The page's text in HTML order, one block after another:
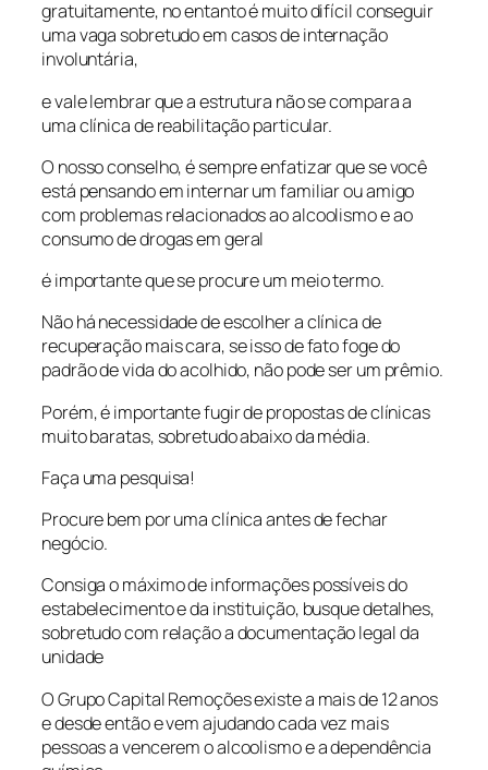
gratuitamente, no entanto é muito difícil conseguir
uma vaga sobretudo em casos de internação
involuntária,
e vale lembrar que a estrutura não se compara a
uma clínica de reabilitação particular.
O nosso conselho, é sempre enfatizar que se você
está pensando em internar um familiar ou amigo
com problemas relacionados ao alcoolismo e ao
consumo de drogas em geral
é importante que se procure um meio termo.
Não há necessidade de escolher a clínica de
recuperação mais cara, se isso de fato foge do
padrão de vida do acolhido, não pode ser um prêmio.
Porém, é importante fugir de propostas de clínicas
muito baratas, sobretudo abaixo da média.
Faça uma pesquisa!
Procure bem por uma clínica antes de fechar
negócio.
Consiga o máximo de informações possíveis do
estabelecimento e da instituição, busque detalhes,
sobretudo com relação a documentação legal da
unidade
O Grupo Capital Remoções existe a mais de 12 anos
e desde então e vem ajudando cada vez mais
pessoas a vencerem o alcoolismo e a dependência